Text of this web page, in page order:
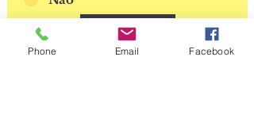
Avançar
Phone Email Facebook